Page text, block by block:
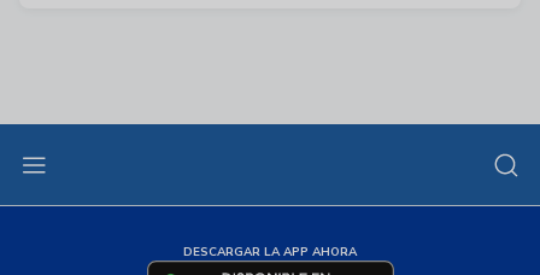
DESCARGAR LA APP AHORA